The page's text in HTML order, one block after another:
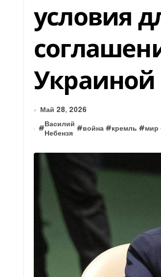
условия
Украиной
Май 28, 2026
#
Василий
Небензя
#война #кремль #мир